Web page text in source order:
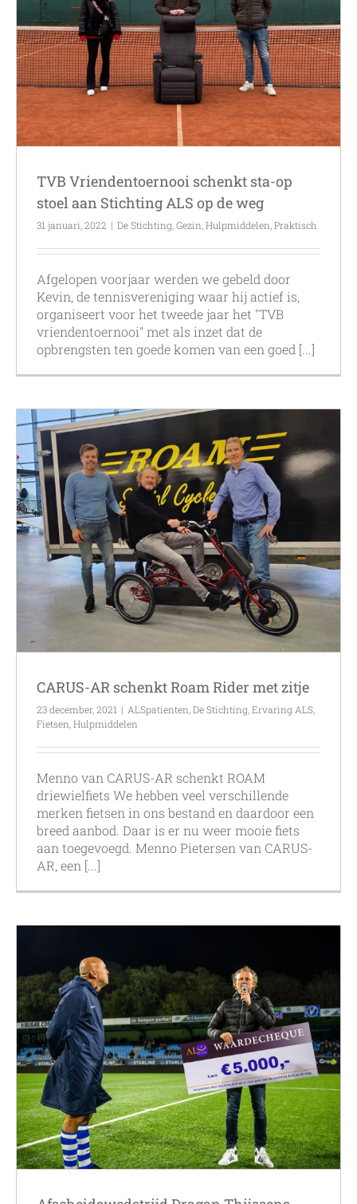
TVB Vriendentoernooi schenkt sta-op
stoel aan Stichting ALS op de weg
31 januari, 2022 | De Stichting Gezin Hulpmiddelen Praktisch
Afgelopen voorjaar werden we gebeld door
Kevin, de tennisvereniging waar hij actief is,
organiseert voor het tweede jaar het "TVB
vriendentoernooi" met als inzet dat de
opbrengsten ten goede komen van een goed [...]
CARUS-AR schenkt Roam Rider met zitje
23 december, 2021 | ALSpatienten,De Stichting,Ervaring ALS,
Fietsen,Hulpmiddelen
Menno van CARUS-AR schenkt ROAM
driewielfiets We hebben veel verschillende
merken fietsen in ons bestand en daardoor een
breed aanbod. Daar is er nu weer mooie fiets
aan toegevoegd. Menno Pietersen van CARUS-
AR, een [...]